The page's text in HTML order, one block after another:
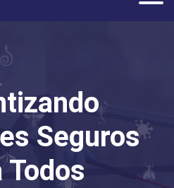
Seguros
Todos